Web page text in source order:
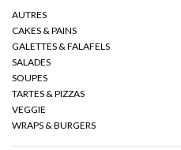
AUTRES
CAKES & PAINS
GALETTES & FALAFELS
SALADES
SOUPES
TARTES & PIZZAS
VEGGIE
WRAPS & BURGERS